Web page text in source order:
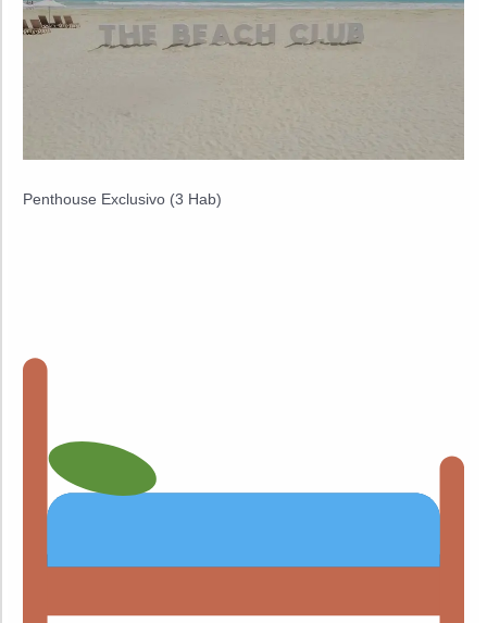
Penthouse Exclusivo (3 Hab)